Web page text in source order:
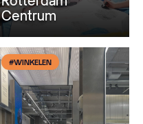
Centrum
#WINKELEN